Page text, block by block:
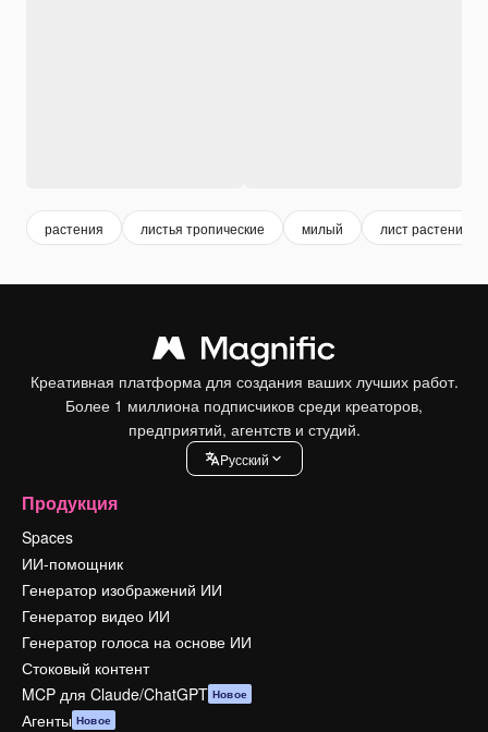
растения листья тропические милый лист растения
Креативная платформа для создания ваших лучших работ.
Более 1 миллиона подписчиков среди креаторов,
предприятий, агентств и студий.
Pусский
Продукция
Spaces
ИИ-помощник
Генератор изображений ИИ
Генератор видео ИИ
Генератор голоса на основе ИИ
Стоковый контент
MCP для Claude/ChatGPT Новое
Агенты Новое